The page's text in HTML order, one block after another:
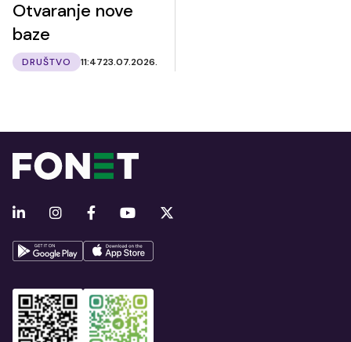
Otvaranje nove
baze
DRUŠTVO 11:4723.07.2026.